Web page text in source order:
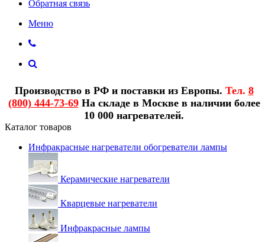
Обратная связь
Меню
Производство в РФ и поставки из Европы. Тел. 8
(800) 444-73-69На складе в Москве в наличии более
10 000 нагревателей.
Каталог товаров
Инфракрасные нагреватели обогреватели лампы
Керамические нагреватели
Кварцевые нагреватели
Инфракрасные лампы